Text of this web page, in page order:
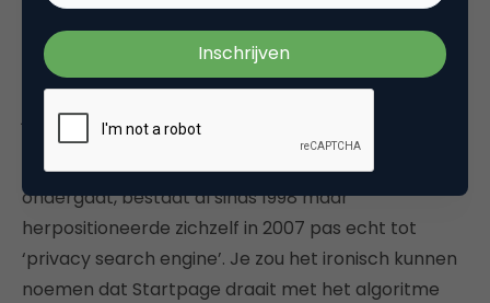
zoekopdrachten per dag en 2 miljard per jaar, maar
we slaan geen klantgegevens op. Bij Startpage kun
je dansen terwijl niemand kijkt.”
De zoekmachine, die deze zaterdag een rebranding
ondergaat, bestaat al sinds 1998 maar
herpositioneerde zichzelf in 2007 pas echt tot
‘privacy search engine’. Je zou het ironisch kunnen
noemen dat Startpage draait met het algoritme